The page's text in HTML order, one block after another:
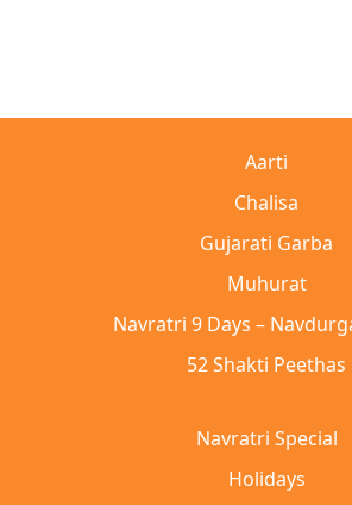
Aarti
Chalisa
Gujarati Garba
Muhurat
Navratri 9 Days –
52 Shakti Peethas
Navratri Special
Holidays